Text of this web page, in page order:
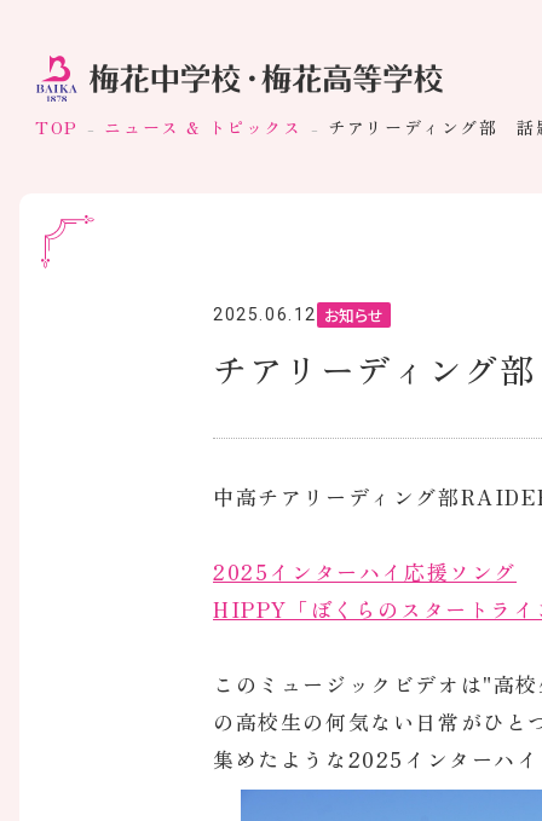
TOP ニュース & トピックス チアリーディング部 話
2025.06.12 お知らせ
チアリーディング
中高チアリーディング部
2025インターハイ応援ソング
HIPPY「ぼくらのスタートライ
このミュージックビデオは"高
の高校生の何気ない日常がひ
集めたような2025インターハ